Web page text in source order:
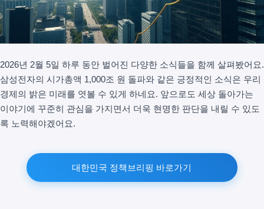
2026년 2월 5일 하루 동안 벌어진 다양한 소식들을 함께 살펴봤어요.
삼성전자의 시가총액 1,000조 원 돌파와 같은 긍정적인 소식은 우리
경제의 밝은 미래를 엿볼 수 있게 하네요. 앞으로도 세상 돌아가는
이야기에 꾸준히 관심을 가지면서 더욱 현명한 판단을 내릴 수 있도
록 노력해야겠어요.
대한민국 정책브리핑 바로가기